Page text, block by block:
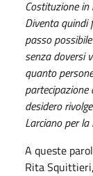
Costituzione
Diventa quindi
passo
senza doversi
quanto
partecipazione
desidero
Larciano per
A queste
Rita